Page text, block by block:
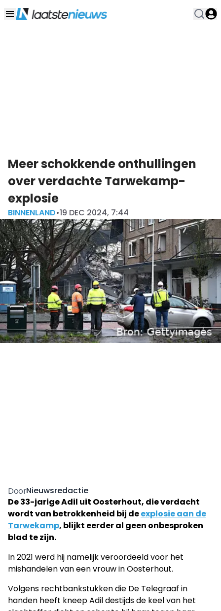
Meer schokkende onthullingen
over verdachte Tarwekamp-
explosie
BINNENLAND•19 DEC 2024, 7:44
DoorNieuwsredactie
De 33-jarige Adil uit Oosterhout, die verdacht
wordt van betrokkenheid bij deexplosie aan de
Tarwekamp, blijkt eerder al geen onbesproken
blad te zijn.
In 2021 werd hij namelijk veroordeeld voor het
mishandelen van een vrouw in Oosterhout.
Volgens rechtbankstukken die De Telegraaf in
handen heeft kneep Adil destijds de keel van het